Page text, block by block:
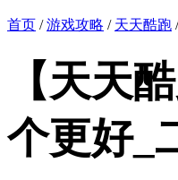
首页 /游戏攻略 / 天天酷跑
【天天
个更好_